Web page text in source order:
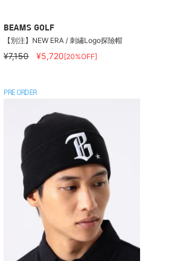
BEAMS GOLF
【別注】NEW ERA / 刺繡Logo探險帽
¥7,150 ¥5,720[20%OFF]
PRE ORDER